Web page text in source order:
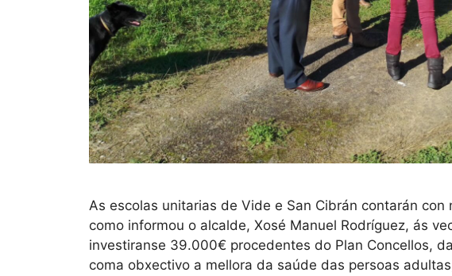
As escolas unitarias de Vide e San Cibrán contarán
como informou o alcalde, Xosé Manuel Rodríguez, ás
investiranse 39.000€ procedentes do Plan Concellos,
coma obxectivo a mellora da saúde das persoas